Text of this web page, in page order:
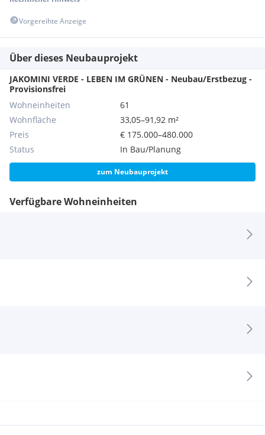
Vorgereihte Anzeige
Verfügbare Wohneinheiten
Über dieses Neubauprojekt
JAKOMINI VERDE - LEBEN IM GRÜNEN - Neubau/Erstbezug -
Provisionsfrei
Wohneinheiten
61
Wohnfläche
33,05–91,92 m²
Preis
€ 175.000–480.000
Status
In Bau/Planung
zum Neubauprojekt